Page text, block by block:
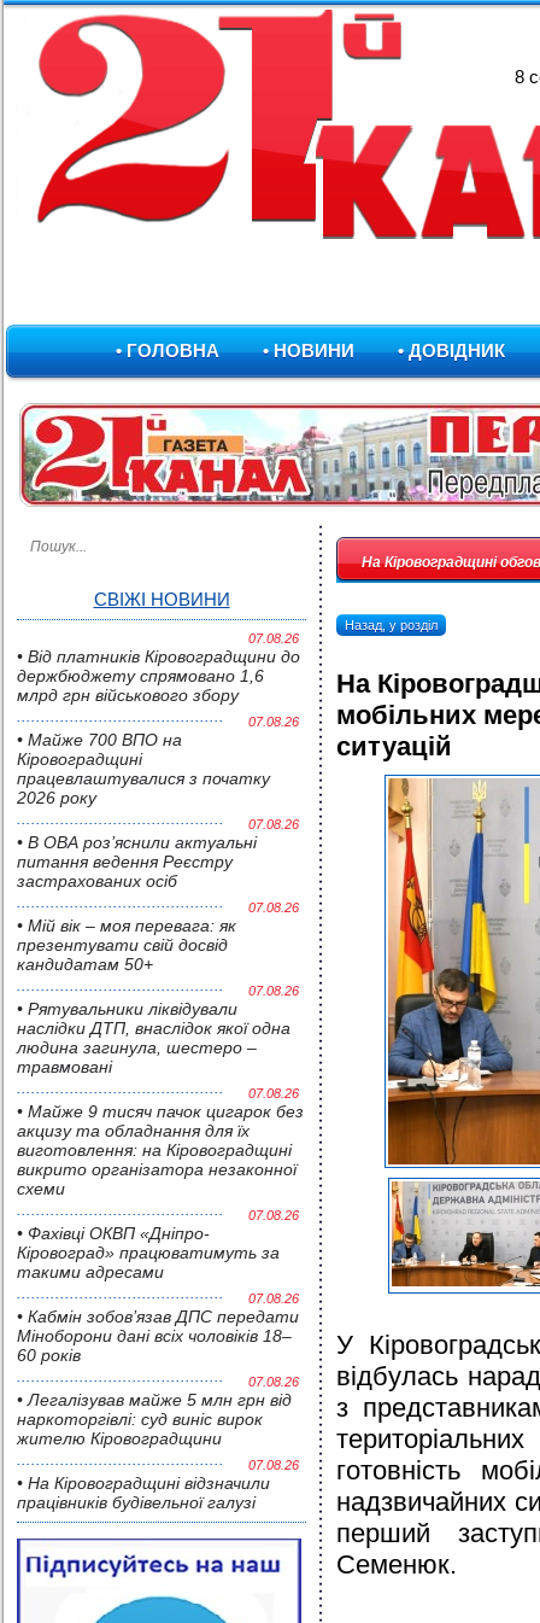
8
• ГОЛОВНА • НОВИНИ • ДОВІДНИК
СВІЖІ НОВИНИ
07.08.26
• Від платників Кіровоградщини до
держбюджету спрямовано 1,6
млрд грн військового збору
07.08.26
• Майже 700 ВПО на
Кіровоградщині
працевлаштувалися з початку
2026 року
07.08.26
• В ОВА роз’яснили актуальні
питання ведення Реєстру
застрахованих осіб
07.08.26
• Мій вік – моя перевага: як
презентувати свій досвід
кандидатам 50+
07.08.26
• Pятувальники ліквідували
наслідки ДТП, внаслідок якої одна
людина загинула, шестеро –
травмовані
07.08.26
• Майже 9 тисяч пачок цигарок без
акцизу та обладнання для їх
виготовлення: на Кіровоградщині
викрито організатора незаконної
схеми
07.08.26
• Фахівці ОКВП «Дніпро-
Кіровоград» працюватимуть за
такими адресами
07.08.26
• Кабмін зобов’язав ДПС передати
Міноборони дані всіх чоловіків 18–
60 років
07.08.26
• Легалізував майже 5 млн грн від
наркоторгівлі: суд виніс вирок
жителю Кіровоградщини
07.08.26
• На Кіровоградщині відзначили
працівників будівельної галузі
На Кіровоградщині
Назад, у розділ
На
мобільних
ситуацій
У
відбулась
з
готовність
надзвичайних
перший
Семенюк.